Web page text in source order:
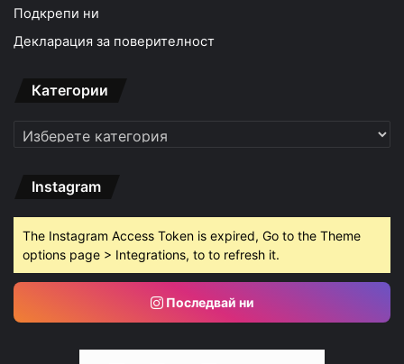
Подкрепи ни
Декларация за поверителност
Категории
Категории
Instagram
The Instagram Access Token is expired, Go to the Theme
options page > Integrations, to to refresh it.
Последвай ни